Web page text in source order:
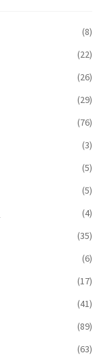
(8)
(22)
(26)
(29)
(76)
(3)
(5)
(5)
(4)
(35)
(6)
(17)
(41)
(89)
(63)